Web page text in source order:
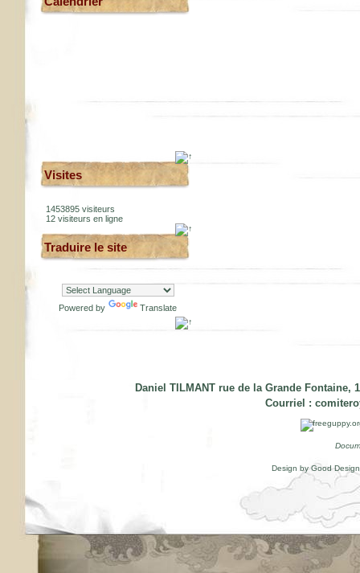
Visites
1453895 visiteurs
12 visiteurs en ligne
Traduire le site
Powered by Translate
Daniel TILMANT rue de la Grande Fontaine,
Courriel :
Design by Good